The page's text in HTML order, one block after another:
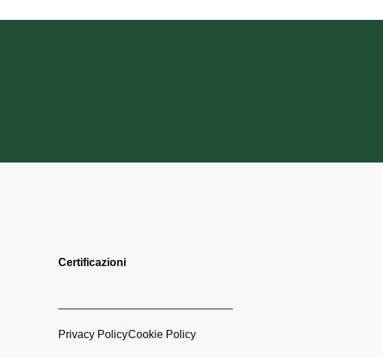
Certificazioni
Privacy PolicyCookie Policy